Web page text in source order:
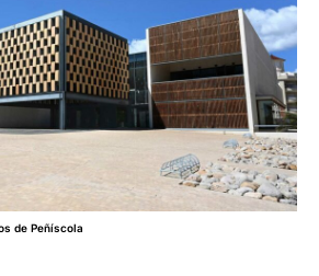
de Peñíscola